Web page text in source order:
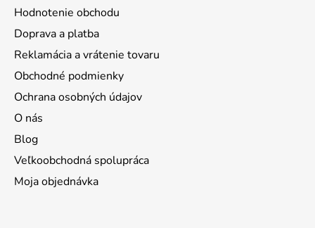
Hodnotenie obchodu
Doprava a platba
Reklamácia a vrátenie tovaru
Obchodné podmienky
Ochrana osobných údajov
O nás
Blog
Veľkoobchodná spolupráca
Moja objednávka